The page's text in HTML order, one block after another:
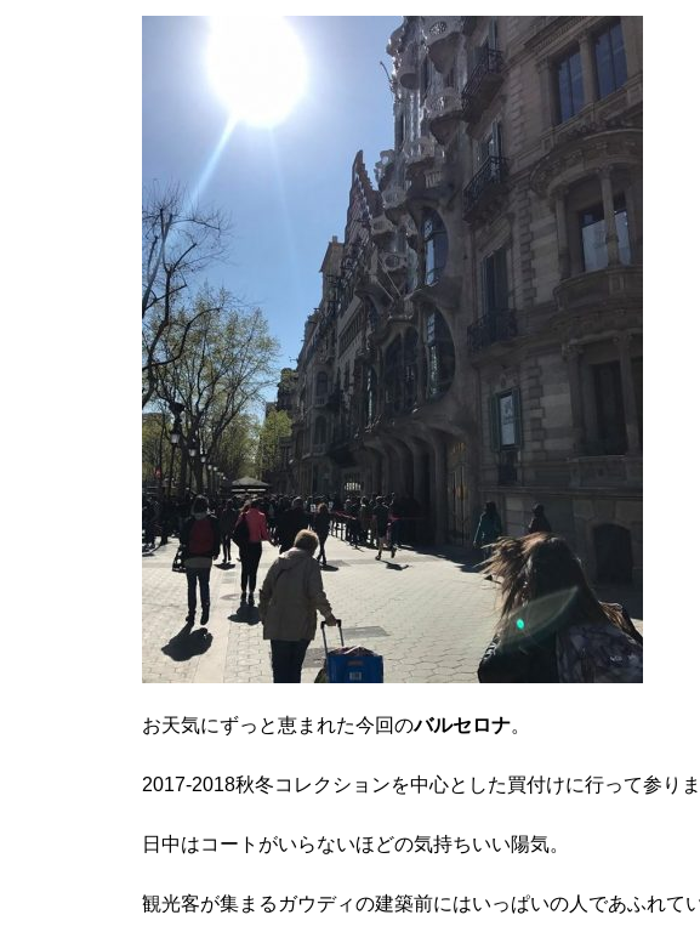
お天気にずっと恵まれた今回のバルセロナ。
2017-2018秋冬コレクションを中心とした買付けに行って参りま
日中はコートがいらないほどの気持ちいい陽気。
観光客が集まるガウディの建築前にはいっぱいの人であふれて